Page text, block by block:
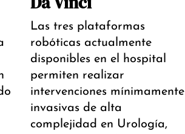
Las tres plataformas
robóticas actualmente
disponibles en el hospital
permiten realizar
intervenciones mínimamente
invasivas de alta
complejidad en Urología,